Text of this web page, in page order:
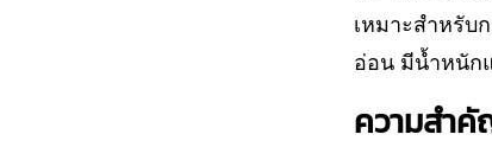
เหมาะสำหรับ
อ่อน มีน้ำหนัก
ความสำ